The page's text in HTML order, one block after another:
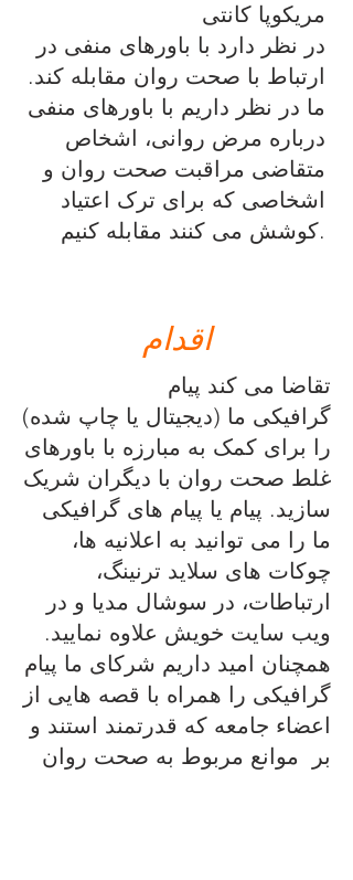
مریکوپا کانتی
در نظر دارد با باورهای منفی در
ارتباط با صحت روان مقابله کند.
ما در نظر داریم با باورهای منفی
درباره مرض روانی، اشخاص
متقاضی مراقبت صحت روان و
اشخاصی که برای ترک اعتیاد
کوشش می کنند مقابله کنیم.
اقدام
تقاضا می کند پیام
گرافیکی ما (دیجیتال یا چاپ شده)
را برای کمک به مبارزه با باورهای
غلط صحت روان با دیگران شریک
سازید. پیام یا پیام های گرافیکی
ما را می توانید به اعلانیه ها،
چوکات های سلاید ترنینگ،
ارتباطات، در سوشال مدیا و در
ویب سایت خویش علاوه نمایید.
همچنان امید داریم شرکای ما پیام
گرافیکی را همراه با قصه هایی از
اعضاء جامعه که قدرتمند استند و
بر موانع مربوط به صحت روان